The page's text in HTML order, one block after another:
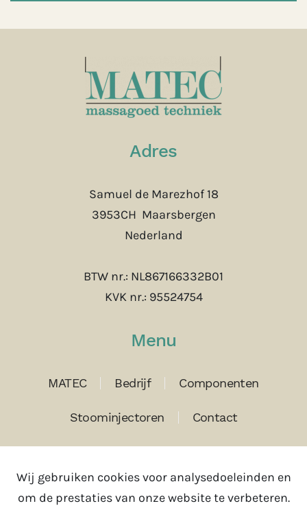
Menu
MATEC Bedrijf Componenten
Stoominjectoren Contact
Adres
Samuel de Marezhof 18
3953CH Maarsbergen
Nederland
BTW nr.: NL867166332B01
KVK nr.: 95524754
Tel: +31(0)343 785630
Wij gebruiken cookies voor analysedoeleinden en
om de prestaties van onze website te verbeteren.